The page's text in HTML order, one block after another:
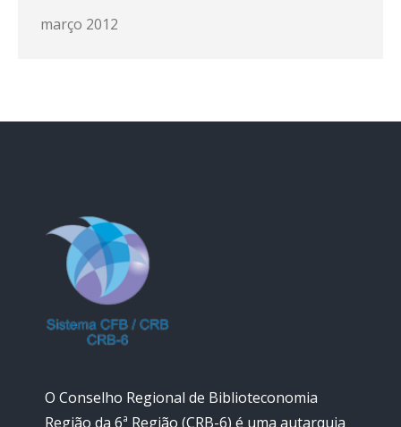
março 2012
O Conselho Regional de Biblioteconomia
Região da 6ª Região (CRB-6) é uma autarquia